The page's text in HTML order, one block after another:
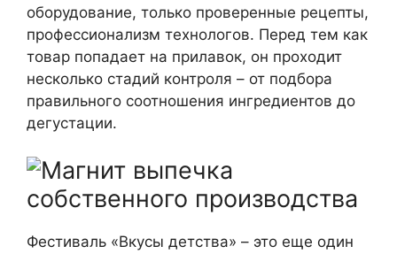
оборудование, только проверенные рецепты,
профессионализм технологов. Перед тем как
товар попадает на прилавок, он проходит
несколько стадий контроля – от подбора
правильного соотношения ингредиентов до
дегустации.
Фестиваль «Вкусы детства» – это еще один